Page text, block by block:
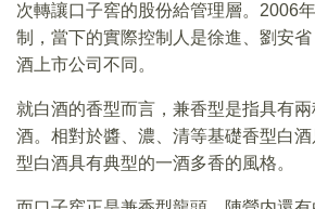
次轉讓口子窖的股份給管理層。2006
制，當下的實際控制人是徐進、劉安
酒上市公司不同。
就白酒的香型而言，兼香型是指具有
酒。相對於醬、濃、清等基礎香型白
型白酒具有典型的一酒多香的風格。